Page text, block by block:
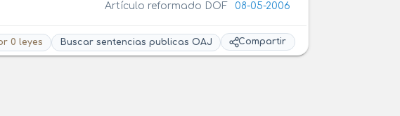
Artículo reformado DOF 08-05-2006
0 leyes Buscar sentencias publicas OAJ Compartir